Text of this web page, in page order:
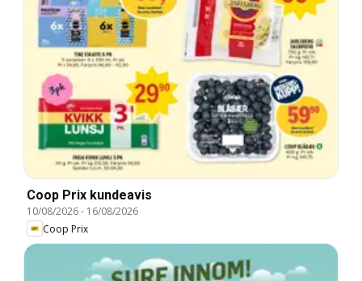
Coop Prix kundeavis
10/08/2026- 16/08/2026
Coop Prix